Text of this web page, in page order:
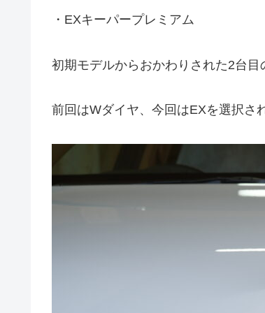
・EXキーパープレミアム
初期モデルからおかわりされた2台目
前回はWダイヤ、今回はEXを選択さ